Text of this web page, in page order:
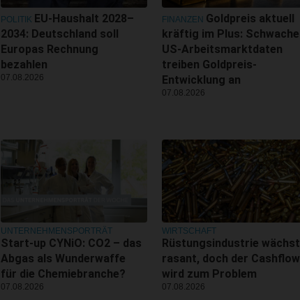
POLITIK EU-Haushalt 2028–
2034: Deutschland soll
Europas Rechnung
bezahlen
07.08.2026
FINANZEN Goldpreis aktuell
kräftig im Plus: Schwache
US-Arbeitsmarktdaten
treiben Goldpreis-
Entwicklung an
07.08.2026
UNTERNEHMENSPORTRÄT
Start-up CYNiO: CO2 – das
Abgas als Wunderwaffe
für die Chemiebranche?
07.08.2026
WIRTSCHAFT
Rüstungsindustrie wächst
rasant, doch der Cashflow
wird zum Problem
07.08.2026